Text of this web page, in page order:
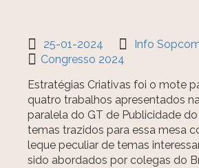
25-01-2024 Info
Congresso 2024
Estratégias Criativas foi o mote
quatro trabalhos apresentados
paralela do GT de Publicidade do
temas trazidos para essa mesa
leque peculiar de temas
sido abordados por colegas do